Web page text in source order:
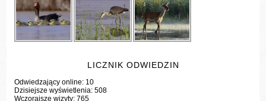
LICZNIK ODWIEDZIN
Odwiedzający online: 10
Dzisiejsze wyświetlenia:508
Wczorajsze wizyty:765